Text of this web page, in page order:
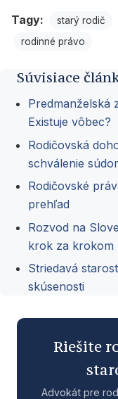
Tagy: starý rodič
rodinné právo
Súvisiace
Predmanželská
Existuje vôbec?
Rodičovská
schválenie
Rodičovské
prehľad
Rozvod na
krok za krokom
Striedavá
skúsenosti
Riešite
Advokát pre